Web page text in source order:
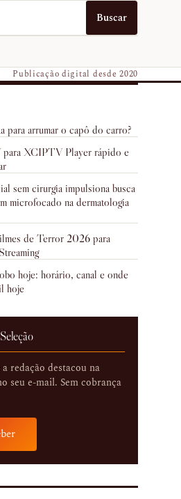
Buscar
Publicação digital desde 2020
para arrumar o capô do carro?
XCIPTV Player rápido e
sem cirurgia impulsiona busca
microfocado na dermatologia
de Terror 2026 para
hoje: horário, canal e onde
hoje
redação destacou na
seu e-mail. Sem cobrança